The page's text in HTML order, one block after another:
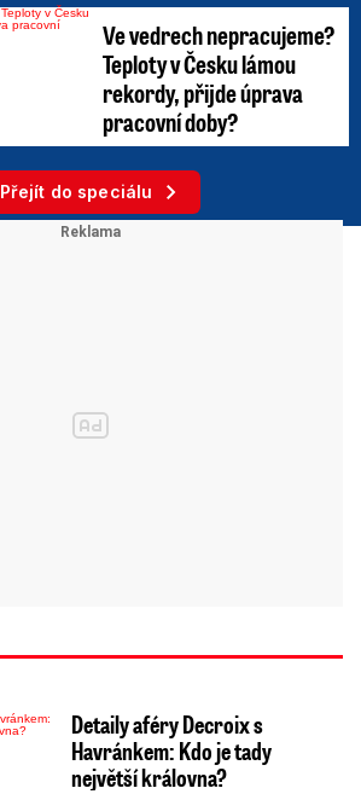
Ve vedrech nepracujeme?
Teploty v Česku lámou
rekordy, přijde úprava
pracovní doby?
Přejít do speciálu
Detaily aféry Decroix s
Havránkem: Kdo je tady
největší královna?